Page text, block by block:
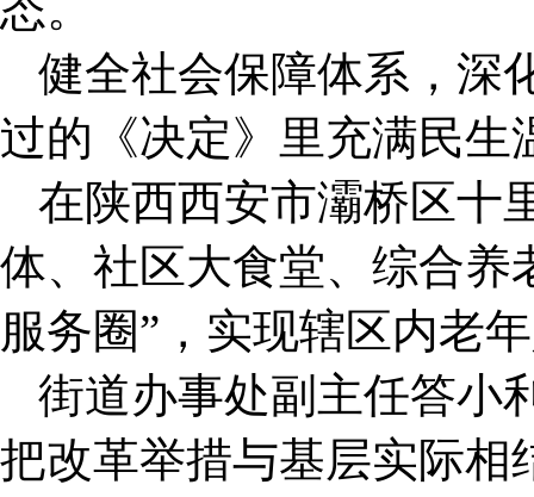
健全社会保障体系，
过的《决定》里充满民生
在陕西西安市灞桥区十
体、社区大食堂、综合养
服务圈”，实现辖区内老
街道办事处副主任答小
把改革举措与基层实际相